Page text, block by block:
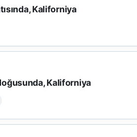
Kaliforniya
Kaliforniya